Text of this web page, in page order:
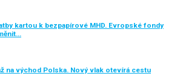
kartou k bezpapírové MHD. Evropské fondy
na východ Polska. Nový vlak otevírá cestu